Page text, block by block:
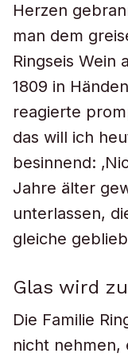
Herzen
man dem
Ringseis Wein
1809 in
reagierte
das will ich
besinnend:
Jahre älter
unterlassen,
gleiche
Glas wird
Die Familie
nicht nehmen,